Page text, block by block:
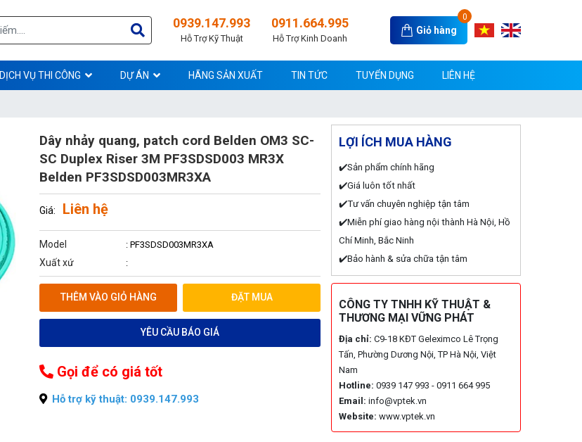
0939.147.993
Hỗ Trợ Kỹ Thuật
0911.664.995
Hỗ Trợ Kinh Doanh
0
Giỏ hàng
DỊCH VỤ THI CÔNG DỰ ÁN HÃNG SẢN XUẤT TIN TỨC TUYỂN DỤNG LIÊN HỆ
Dây nhảy quang, patch cord Belden OM3 SC-
SC Duplex Riser 3M PF3SDSD003 MR3X
Belden PF3SDSD003MR3XA
Giá: Liên hệ
Model : PF3SDSD003MR3XA
Xuất xứ :
THÊM VÀO GIỎ HÀNG ĐẶT MUA
YÊU CẦU BÁO GIÁ
Gọi để có giá tốt
Hỗ trợ kỹ thuật: 0939.147.993
LỢI ÍCH MUA HÀNG
✔️Sản phẩm chính hãng
✔️Giá luôn tốt nhất
✔️Tư vấn chuyên nghiệp tận tâm
✔️Miễn phí giao hàng nội thành Hà Nội, Hồ
Chí Minh, Bắc Ninh
✔️Bảo hành & sửa chữa tận tâm
CÔNG TY TNHH KỸ THUẬT &
THƯƠNG MẠI VỮNG PHÁT
Địa chỉ: C9-18 KĐT Geleximco Lê Trọng
Tấn, Phường Dương Nội, TP Hà Nội, Việt
Nam
Hotline: 0939 147 993 - 0911 664 995
Email: info@vptek.vn
Website: www.vptek.vn